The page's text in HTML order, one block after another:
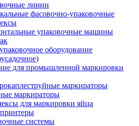
линии
фасовочно-упаковочные
упаковочные машины
оборудование
для промышленной маркировки
маркираторы
маркираторы
для маркировки яйца
системы